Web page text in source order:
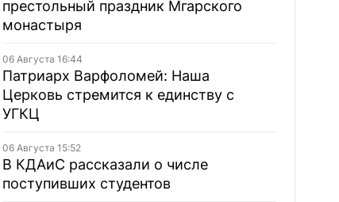
престольный праздник Мгарского
монастыря
06 Августа 16:44
Патриарх Варфоломей: Наша
Церковь стремится к единству с
УГКЦ
06 Августа 15:52
В КДАиС рассказали о числе
поступивших студентов